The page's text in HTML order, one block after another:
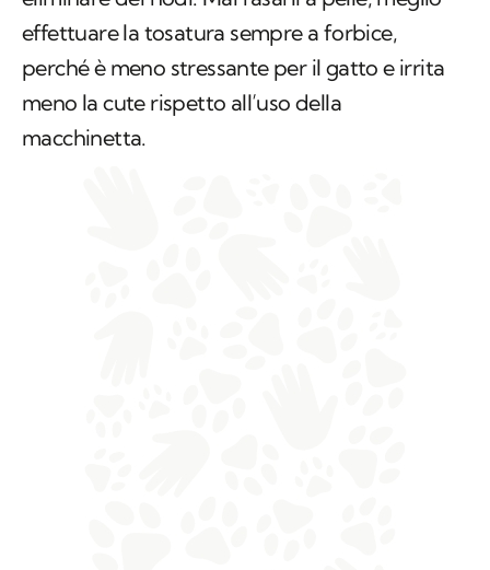
meno la cute rispetto all’uso della
macchinetta.